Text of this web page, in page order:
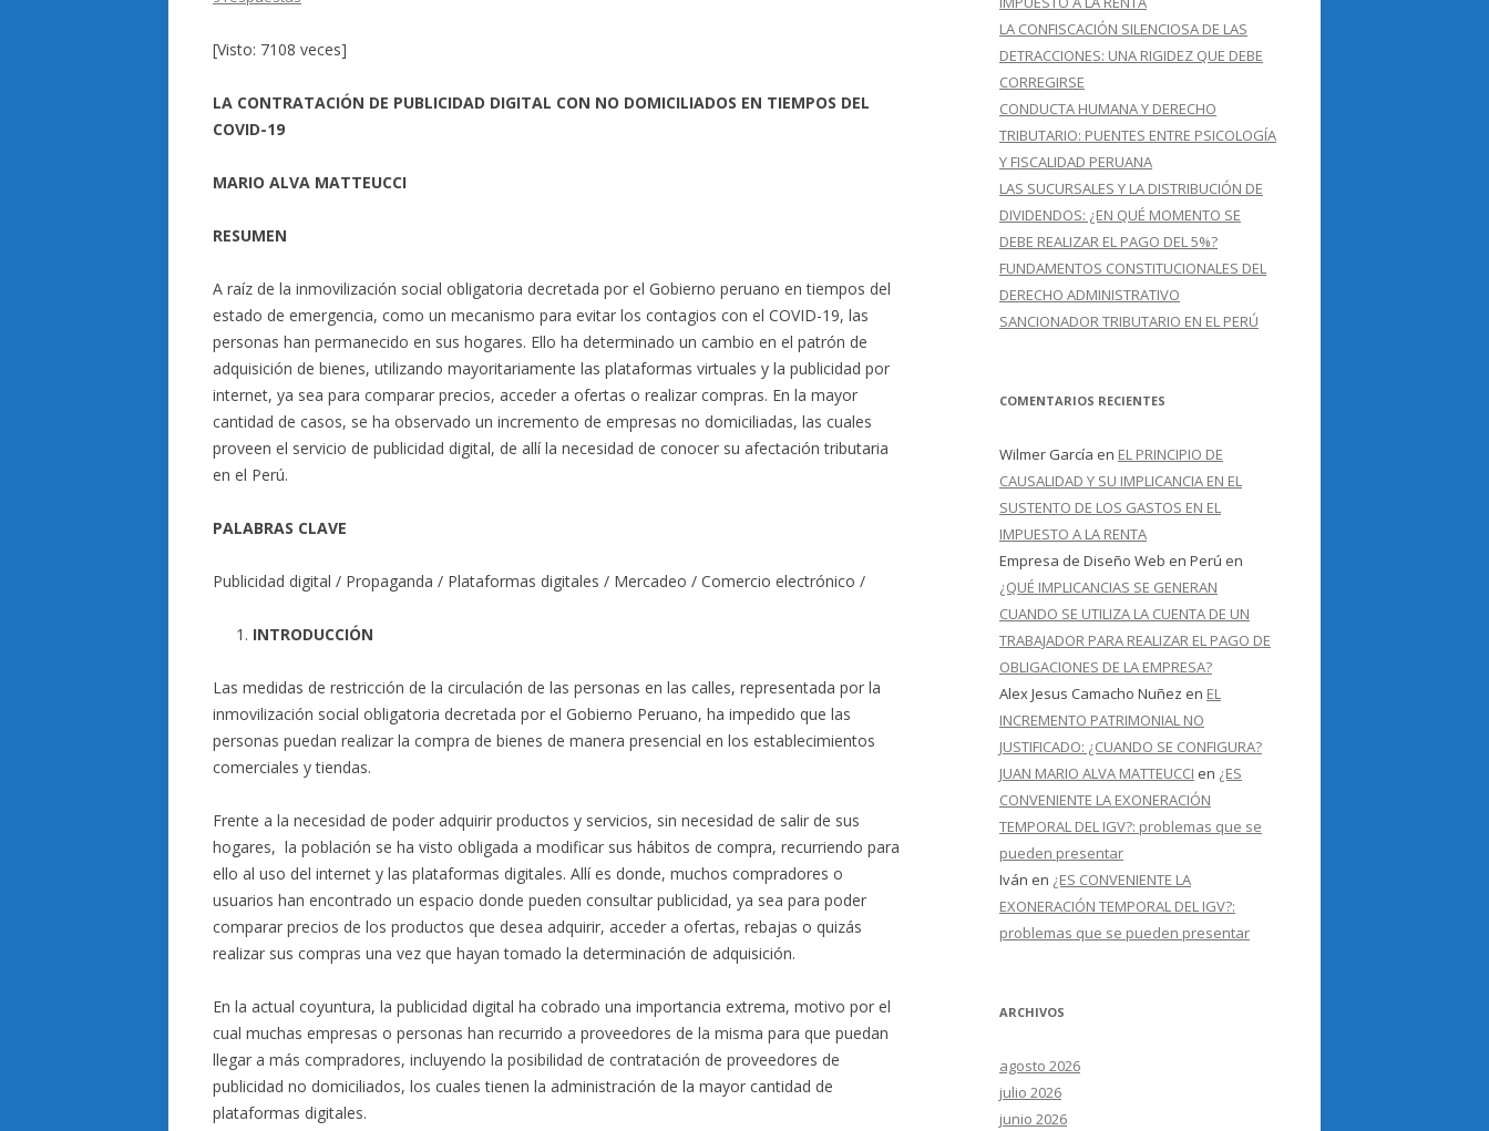
[Visto: 7108 veces]
LA CONTRATACIÓN DE PUBLICIDAD DIGITAL CON NO DOMICILIADOS EN TIEMPOS DEL
COVID-19
MARIO ALVA MATTEUCCI
RESUMEN
A raíz de la inmovilización social obligatoria decretada por el Gobierno peruano en tiempos del
estado de emergencia, como un mecanismo para evitar los contagios con el COVID-19, las
personas han permanecido en sus hogares. Ello ha determinado un cambio en el patrón de
adquisición de bienes, utilizando mayoritariamente las plataformas virtuales y la publicidad por
internet, ya sea para comparar precios, acceder a ofertas o realizar compras. En la mayor
cantidad de casos, se ha observado un incremento de empresas no domiciliadas, las cuales
proveen el servicio de publicidad digital, de allí la necesidad de conocer su afectación tributaria
en el Perú.
PALABRAS CLAVE
Publicidad digital / Propaganda / Plataformas digitales / Mercadeo / Comercio electrónico /
INTRODUCCIÓN
Las medidas de restricción de la circulación de las personas en las calles, representada por la
inmovilización social obligatoria decretada por el Gobierno Peruano, ha impedido que las
personas puedan realizar la compra de bienes de manera presencial en los establecimientos
comerciales y tiendas.
Frente a la necesidad de poder adquirir productos y servicios, sin necesidad de salir de sus
hogares, la población se ha visto obligada a modificar sus hábitos de compra, recurriendo para
ello al uso del internet y las plataformas digitales. Allí es donde, muchos compradores o
usuarios han encontrado un espacio donde pueden consultar publicidad, ya sea para poder
comparar precios de los productos que desea adquirir, acceder a ofertas, rebajas o quizás
realizar sus compras una vez que hayan tomado la determinación de adquisición.
En la actual coyuntura, la publicidad digital ha cobrado una importancia extrema, motivo por el
cual muchas empresas o personas han recurrido a proveedores de la misma para que puedan
llegar a más compradores, incluyendo la posibilidad de contratación de proveedores de
publicidad no domiciliados, los cuales tienen la administración de la mayor cantidad de
plataformas digitales.
LA CONFISCACIÓN SILENCIOSA DE LAS
DETRACCIONES: UNA RIGIDEZ QUE DEBE
CORREGIRSE
CONDUCTA HUMANA Y DERECHO
TRIBUTARIO: PUENTES ENTRE PSICOLOGÍA
Y FISCALIDAD PERUANA
LAS SUCURSALES Y LA DISTRIBUCIÓN DE
DIVIDENDOS: ¿EN QUÉ MOMENTO SE
DEBE REALIZAR EL PAGO DEL 5%?
FUNDAMENTOS CONSTITUCIONALES DEL
DERECHO ADMINISTRATIVO
SANCIONADOR TRIBUTARIO EN EL PERÚ
COMENTARIOS RECIENTES
Wilmer García en EL PRINCIPIO DE
CAUSALIDAD Y SU IMPLICANCIA EN EL
SUSTENTO DE LOS GASTOS EN EL
IMPUESTO A LA RENTA
Empresa de Diseño Web en Perú en
¿QUÉ IMPLICANCIAS SE GENERAN
CUANDO SE UTILIZA LA CUENTA DE UN
TRABAJADOR PARA REALIZAR EL PAGO DE
OBLIGACIONES DE LA EMPRESA?
Alex Jesus Camacho Nuñez en EL
INCREMENTO PATRIMONIAL NO
JUSTIFICADO: ¿CUANDO SE CONFIGURA?
JUAN MARIO ALVA MATTEUCCI en ¿ES
CONVENIENTE LA EXONERACIÓN
TEMPORAL DEL IGV?: problemas que se
pueden presentar
Iván en ¿ES CONVENIENTE LA
EXONERACIÓN TEMPORAL DEL IGV?:
problemas que se pueden presentar
ARCHIVOS
agosto 2026
julio 2026
junio 2026